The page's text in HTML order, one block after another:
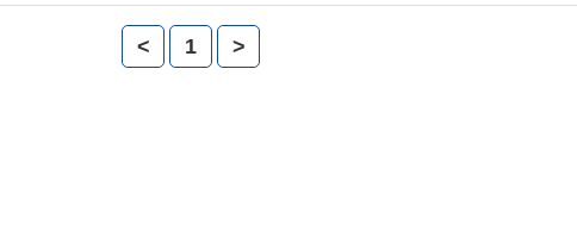
< 1 >